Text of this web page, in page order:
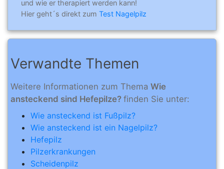
und wie er therapiert werden kann!
Hier geht´s direkt zum Test Nagelpilz
Verwandte Themen
Weitere Informationen zum Thema Wie
ansteckend sind Hefepilze? finden Sie unter:
Wie ansteckend ist Fußpilz?
Wie ansteckend ist ein Nagelpilz?
Hefepilz
Pilzerkrankungen
Scheidenpilz